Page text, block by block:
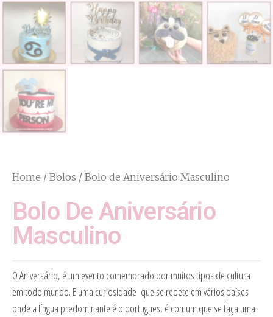
Home / Bolos / Bolo de Aniversário Masculino
Bolo De Aniversário
Masculino
O Aniversário, é um evento comemorado por muitos tipos de cultura
em todo mundo. E uma curiosidade que se repete em vários países
onde a língua predominante é o portugues, é comum que se faça uma